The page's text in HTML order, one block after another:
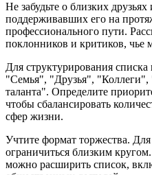
Не забудьте о близких
поддерживавших его на
профессионального пути.
поклонников и критиков, чье
Для структурирования списка
"Семья", "Друзья",
таланта". Определите
чтобы сбалансировать
сфер жизни.
Учтите формат торжества.
ограничиться близким
можно расширить список,